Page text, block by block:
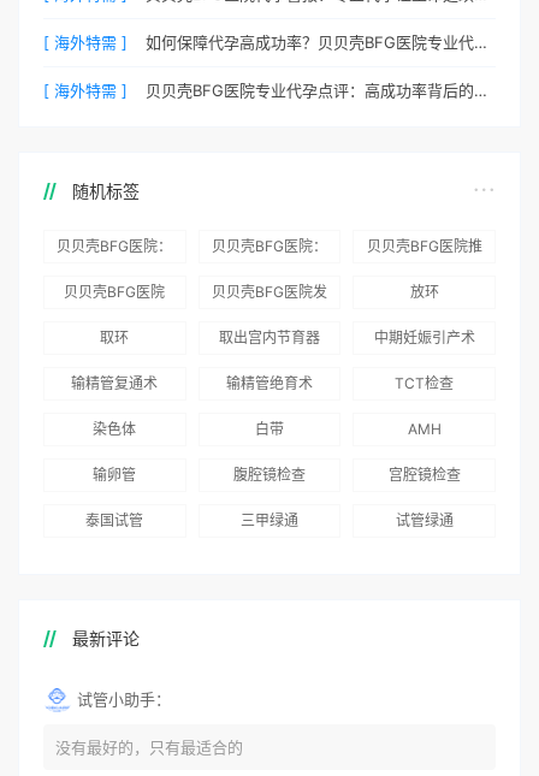
[ 海外特需 ] 如何保障代孕高成功率？贝贝壳BFG医院专业代孕方案解析
[ 海外特需 ] 贝贝壳BFG医院专业代孕点评：高成功率背后的医疗神话
随机标签
贝贝壳BFG医院：
务
贝贝壳BFG医院：
术”和“法律支持”
贝贝壳BFG医院推
贝贝壳BFG医院
贝贝壳BFG医院发
国版）》
放环
取环 取出宫内节育器 中期妊娠引产术
输精管复通术 输精管绝育术 TCT检查
染色体 白带 AMH
输卵管 腹腔镜检查 宫腔镜检查
泰国试管 三甲绿通 试管绿通
最新评论
试管小助手：
没有最好的，只有最适合的